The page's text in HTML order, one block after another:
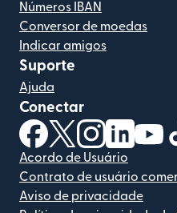
Números IBAN
Conversor de moedas
Indicar amigos
Suporte
Ajuda
Conectar
(abre em uma nova
(abre em uma
(abre em
(abre
Acordo de Usuário
Contrato de usuário
Aviso de privacidade